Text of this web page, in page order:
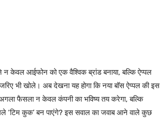
केवल आईफोन को एक वैश्विक ब्रांड बनाया, बल्कि ऐप्पल
भी खोले। अब देखना यह होगा कि नया बॉस ऐप्पल की इस
अगला फैसला न केवल कंपनी का भविष्य तय करेगा, बल्कि
‘टिम कुक’ बन पाएंगे? इस सवाल का जवाब आने वाले कुछ